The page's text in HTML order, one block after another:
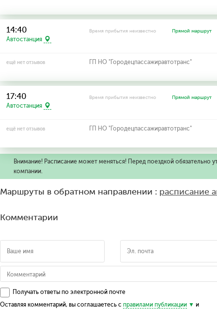
14:40
Автостанция
Время прибытия неизвестно Прямой маршрут
ещё нет отзывов ГП НО "Городецпассажиравтотранс"
17:40
Автостанция
Время прибытия неизвестно Прямой маршрут
ещё нет отзывов ГП НО "Городецпассажиравтотранс"
Внимание! Расписание может меняться! Перед поездкой обязательно
компании.
Маршруты в обратном направлении : расписание
Комментарии
Получать ответы по электронной почте
Оставляя комментарий, вы соглашаетесь с правилами публикации
и